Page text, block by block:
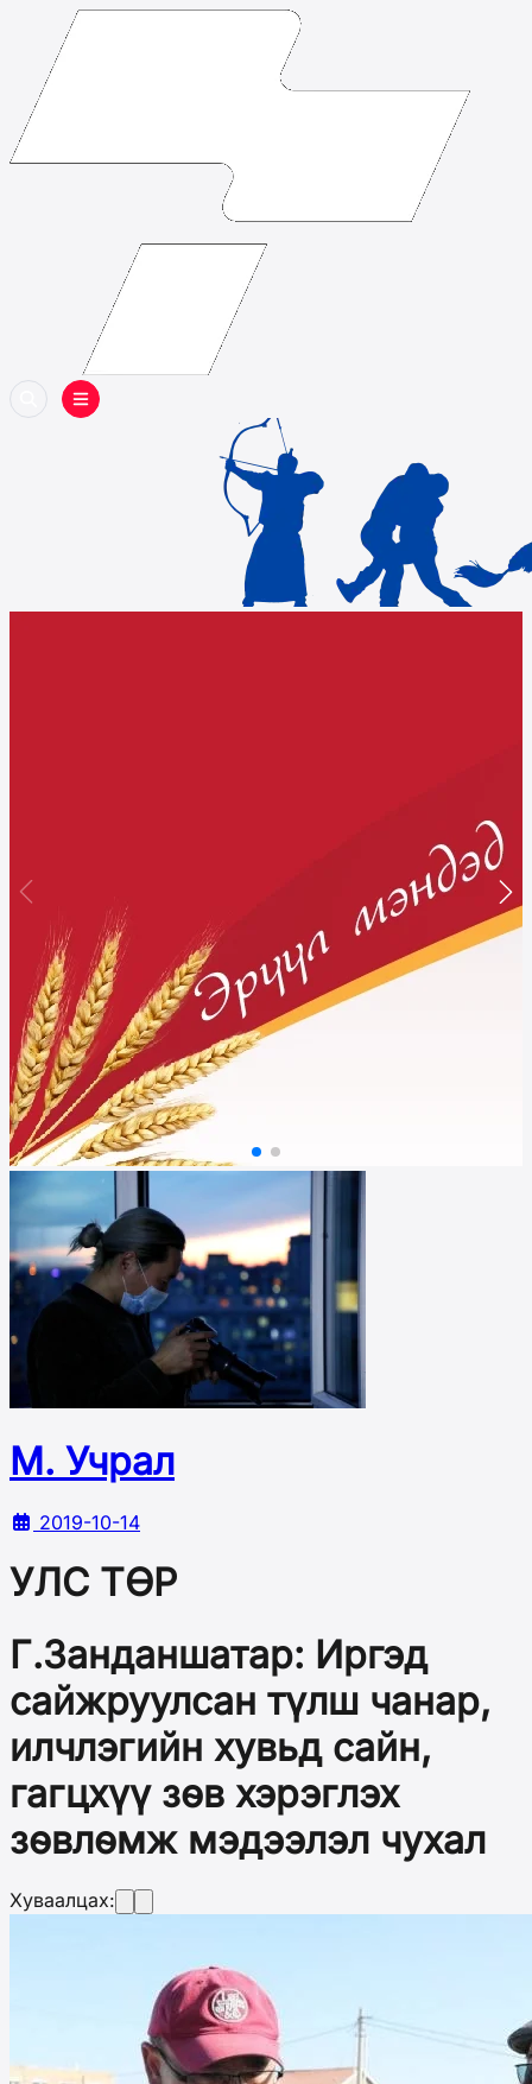
М. Учрал
2019-10-14
УЛС ТӨР
Г.Занданшатар: Иргэд
сайжруулсан түлш чанар,
илчлэгийн хувьд сайн,
гагцхүү зөв хэрэглэх
зөвлөмж мэдээлэл чухал
Хуваалцах: